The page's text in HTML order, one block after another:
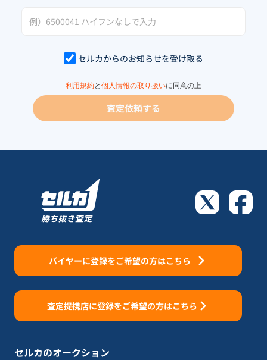
セルカからのお知らせを受け取る
利用規約と 個人情報の取り扱いに同意の上
査定依頼する
バイヤーに登録をご希望の方はこちら
査定提携店に登録をご希望の方はこちら
セルカのオークション